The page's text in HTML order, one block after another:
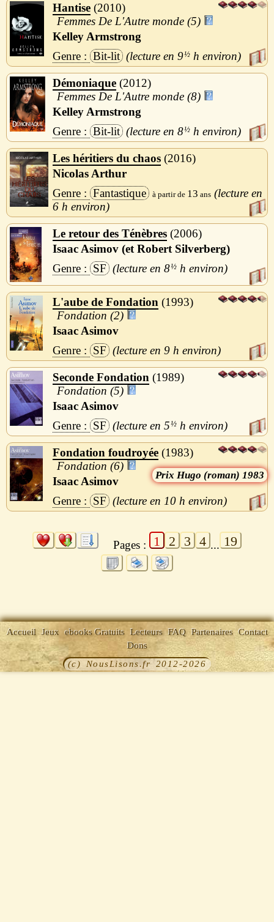
Hantise 2010
Femmes De L'Autre monde (5)
Kelley Armstrong
Bit-lit
9½ h
Démoniaque 2012
Femmes De L'Autre monde (8)
Kelley Armstrong
Bit-lit
8½ h
Les héritiers du chaos 2016
Nicolas Arthur
Fantastique
13
6 h
Le retour des Ténèbres 2006
Isaac Asimov (et Robert Silverberg)
SF
8½ h
L'aube de Fondation
1993
Fondation (2)
Isaac Asimov
SF
9 h
Seconde Fondation
1989
Fondation (5)
Isaac Asimov
SF
5½ h
Fondation foudroyée 1983
Fondation (6)
Hugo (roman) 1983
Isaac Asimov
SF
10 h
Pages : 1 2 3 4 ... 19
Accueil Jeux ebooks Gratuits Lecteurs FAQ Partenaires Contact
Dons
(c) NousLisons.fr 2012-2026